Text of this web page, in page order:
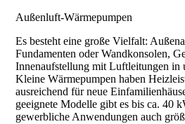
Außenluft-Wärmepumpen
Es besteht eine große Vielfalt:
Fundamenten oder Wandkonsolen,
Innenaufstellung mit Luftleitungen in
Kleine Wärmepumpen haben
ausreichend für neue
geeignete Modelle gibt es bis ca. 40
gewerbliche Anwendungen auch